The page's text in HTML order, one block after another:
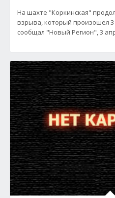
На шахте "Коркинская"
взрыва, который произошел
сообщал "Новый Регион", 3